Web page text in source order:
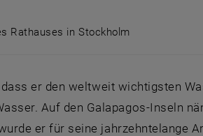
Rathauses in Stockholm
er den weltweit wichtigsten
Auf den Galapagos-Inseln
er für seine jahrzehntelange